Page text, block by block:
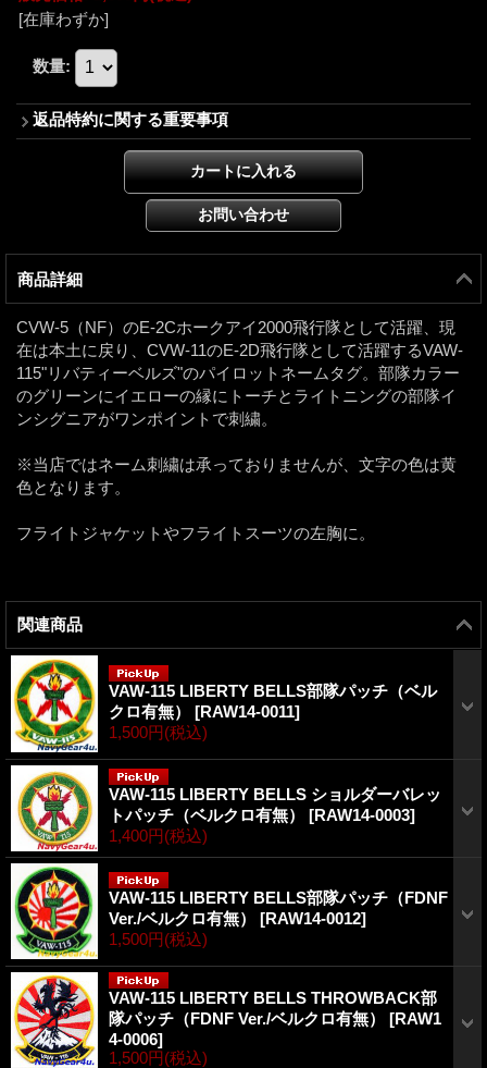
[在庫わずか]
数量:
返品特約に関する重要事項
商品詳細
CVW-5（NF）のE-2Cホークアイ2000飛行隊として活躍、現
在は本土に戻り、CVW-11のE-2D飛行隊として活躍するVAW-
115"リバティーベルズ"のパイロットネームタグ。部隊カラー
のグリーンにイエローの縁にトーチとライトニングの部隊イ
ンシグニアがワンポイントで刺繍。
※当店ではネーム刺繍は承っておりませんが、文字の色は黄
色となります。
フライトジャケットやフライトスーツの左胸に。
関連商品
VAW-115 LIBERTY BELLS部隊パッチ（ベル
クロ有無） [RAW14-0011]
1,500円(税込)
VAW-115 LIBERTY BELLS ショルダーバレッ
トパッチ（ベルクロ有無） [RAW14-0003]
1,400円(税込)
VAW-115 LIBERTY BELLS部隊パッチ（FDNF
Ver./ベルクロ有無） [RAW14-0012]
1,500円(税込)
VAW-115 LIBERTY BELLS THROWBACK部
隊パッチ（FDNF Ver./ベルクロ有無） [RAW1
4-0006]
1,500円(税込)